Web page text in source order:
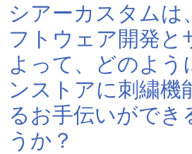
シアーカスタムは
フトウェア開発と
よって、どのよう
ンストアに刺繍機
るお手伝いができ
うか？